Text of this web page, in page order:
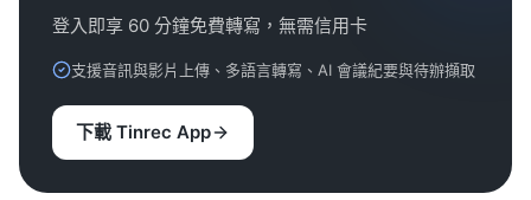
登入即享 60 分鐘免費轉寫，無需信用卡
支援音訊與影片上傳、多語言轉寫、AI 會議紀要與待辦擷取
下載 Tinrec App